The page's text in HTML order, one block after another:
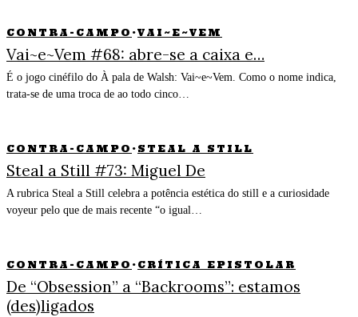
CONTRA-CAMPO ·VAI~E~VEM
Vai~e~Vem #68: abre-se a caixa e…
É o jogo cinéfilo do À pala de Walsh: Vai~e~Vem. Como o nome indica,
trata-se de uma troca de ao todo cinco…
CONTRA-CAMPO · STEAL A STILL
Steal a Still #73: Miguel De
A rubrica Steal a Still celebra a potência estética do still e a curiosidade
voyeur pelo que de mais recente “o igual…
CONTRA-CAMPO · CRÍTICA EPISTOLAR
De “Obsession” a “Backrooms”: estamos
(des)ligados